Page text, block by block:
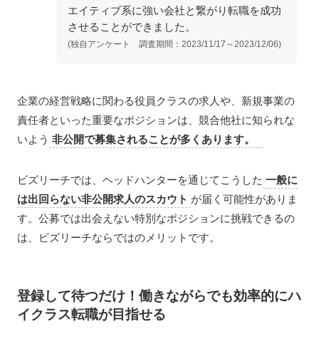
エイティブ系に強い会社と繋がり転職を成功
させることができました。
(独自アンケート 調査期間：2023/11/17～2023/12/06)
企業の経営戦略に関わる役員クラスの求人や、新規事業の
責任者といった重要なポジションは、競合他社に知られな
いよう 非公開で募集されることが多くあります。
ビズリーチでは、ヘッドハンターを通じてこうした 一般に
は出回らない非公開求人のスカウト が届く可能性がありま
す。公募では出会えない特別なポジションに挑戦できるの
は、ビズリーチならではのメリットです。
登録して待つだけ！働きながらでも効率的にハ
イクラス転職が目指せる